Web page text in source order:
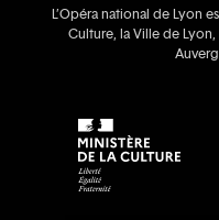
L’Opéra national de Lyon
Culture, la Ville de